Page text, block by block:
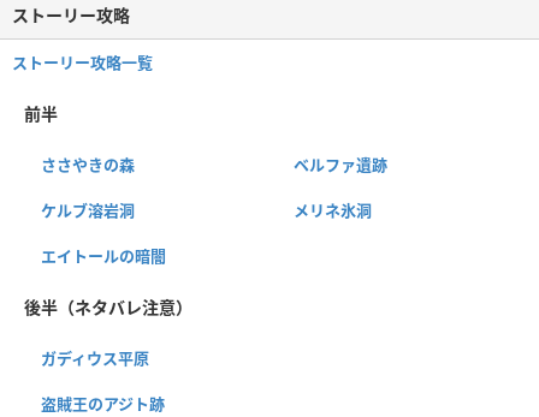
ストーリー攻略
ストーリー攻略一覧
前半
ささやきの森 ベルファ遺跡
ケルブ溶岩洞 メリネ氷洞
エイトールの暗闇
後半（ネタバレ注意）
ガディウス平原
盗賊王のアジト跡